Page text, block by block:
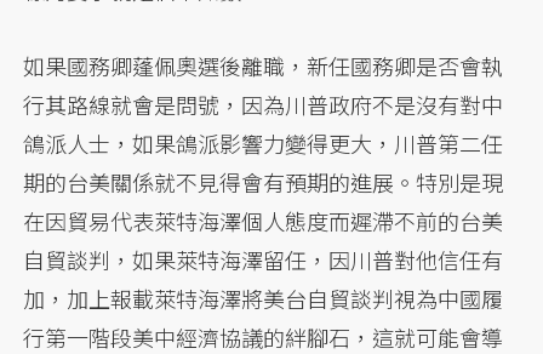
如果國務卿蓬佩奧選後離職，新任國務卿是否會執
行其路線就會是問號，因為川普政府不是沒有對中
鴿派人士，如果鴿派影響力變得更大，川普第二任
期的台美關係就不見得會有預期的進展。特別是現
在因貿易代表萊特海澤個人態度而遲滯不前的台美
自貿談判，如果萊特海澤留任，因川普對他信任有
加，加上報載萊特海澤將美台自貿談判視為中國履
行第一階段美中經濟協議的絆腳石，這就可能會導